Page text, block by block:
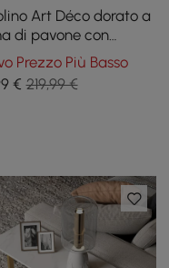
Art Déco dorato a
di pavone con
Prezzo Più Basso
€ 219,99 €